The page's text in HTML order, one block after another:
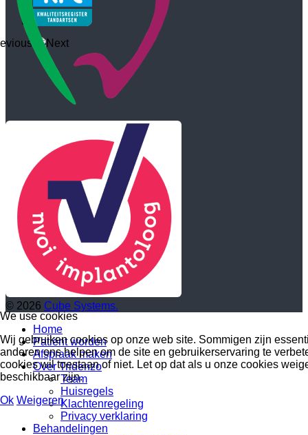
© 2026 Cube Systems.
Home
Patiënt worden
Afspraak maken
Over Tridenzo
Team
Huisregels
Klachtenregeling
Privacy verklaring
Behandelingen
We use cookies
Wij gebruiken cookies op onze web site. Sommigen zijn
anderen ons helpen om de site en gebruikerservaring te
cookies wil toestaan of niet. Let op dat als u onze cookies
beschikbaar zijn.
Ok Weigeren